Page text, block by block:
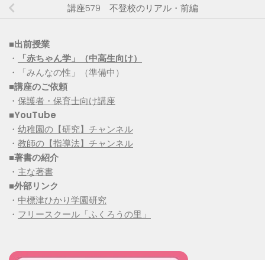
講座579 不登校のリアル・前編
■出前授業
・
「赤ちゃん学」（中高生向け）
・「みんなの性」（準備中）
■講座のご依頼
・ 保護者・保育士向け講座
■YouTube
・ 幼稚園の【研究】チャンネル
・ 教師の【指導法】チャンネル
■著書の紹介
・ 主な著書
■外部リンク
・ 中標津ひかり学園研究
・ フリースクール「ふくろうの里」